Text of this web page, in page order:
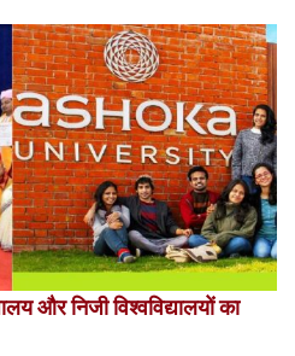
और निजी विश्वविद्यालयों का